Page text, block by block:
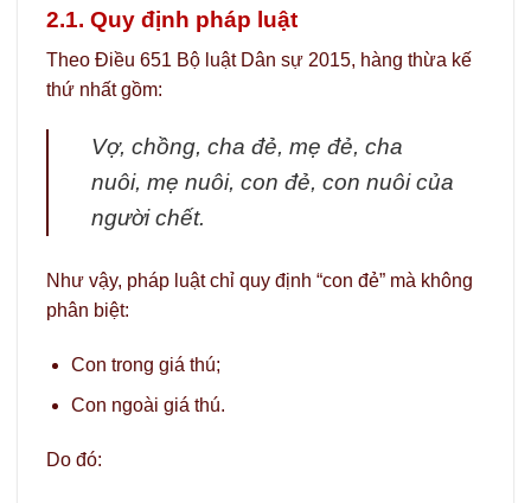
2.1. Quy định pháp luật
Theo Điều 651 Bộ luật Dân sự 2015, hàng thừa kế
thứ nhất gồm:
Vợ, chồng, cha đẻ, mẹ đẻ, cha
nuôi, mẹ nuôi, con đẻ, con nuôi của
người chết.
Như vậy, pháp luật chỉ quy định “con đẻ” mà không
phân biệt:
Con trong giá thú;
Con ngoài giá thú.
Do đó: